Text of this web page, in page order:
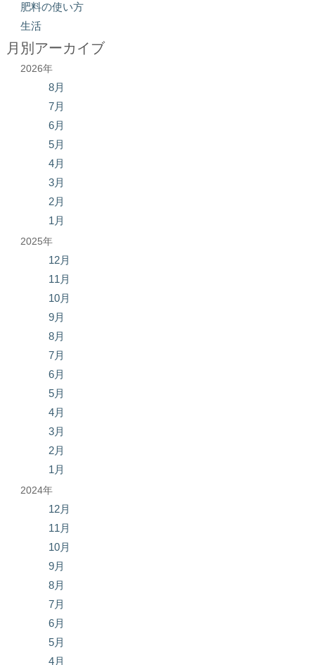
肥料の使い方
生活
月別アーカイブ
2026年
8月
7月
6月
5月
4月
3月
2月
1月
2025年
12月
11月
10月
9月
8月
7月
6月
5月
4月
3月
2月
1月
2024年
12月
11月
10月
9月
8月
7月
6月
5月
4月